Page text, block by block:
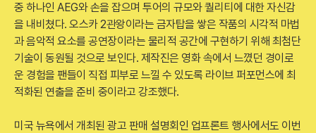
중 하나인 AEG와 손을 잡으며 투어의 규모와 퀄리티에 대한 자신감
을 내비쳤다. 오스카 2관왕이라는 금자탑을 쌓은 작품의 시각적 마법
과 음악적 요소를 공연장이라는 물리적 공간에 구현하기 위해 최첨단
기술이 동원될 것으로 보인다. 제작진은 영화 속에서 느꼈던 경이로
운 경험을 팬들이 직접 피부로 느낄 수 있도록 라이브 퍼포먼스에 최
적화된 연출을 준비 중이라고 강조했다.
미국 뉴욕에서 개최된 광고 판매 설명회인 업프론트 행사에서도 이번